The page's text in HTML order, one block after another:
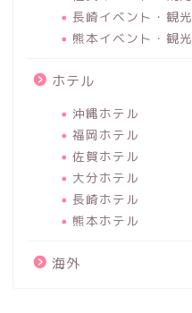
長崎イベント・観光
熊本イベント・観光
ホテル
沖縄ホテル
福岡ホテル
佐賀ホテル
大分ホテル
長崎ホテル
熊本ホテル
海外